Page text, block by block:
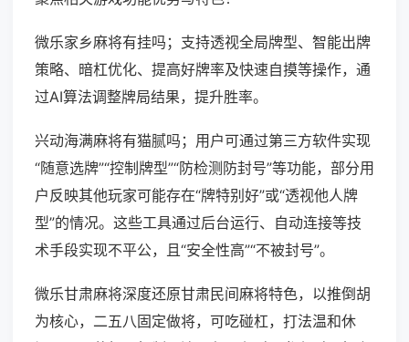
微乐家乡麻将有挂吗；支持透视全局牌型、智能出牌
策略、暗杠优化、提高好牌率及快速自摸等操作，通
过AI算法调整牌局结果，提升胜率。
兴动海满麻将有猫腻吗；用户可通过第三方软件实现
“随意选牌”“控制牌型”“防检测防封号”等功能，部分用
户反映其他玩家可能存在“牌特别好”或“透视他人牌
型”的情况。这些工具通过后台运行、自动连接等技
术手段实现不平公，且“安全性高”“不被封号”。
微乐甘肃麻将深度还原甘肃民间麻将特色，以推倒胡
为核心，二五八固定做将，可吃碰杠，打法温和休